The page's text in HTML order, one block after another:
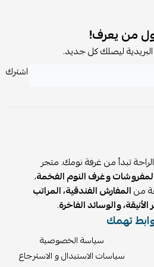
يشبه القطن
بدون حيرة
منفصلة
من يعرف!
البريدية ليصلك كل جديد.
اشترك
تبدأ من غرفة نومك. متجر
وغرف النوم الفخمة،
منالمفارش الفندقية، المراتب
الأنيقة، والوسائد الفاخرة.
تهمك
سياسة الخصوصية
سياسات الاستبدال و الاسترجاع